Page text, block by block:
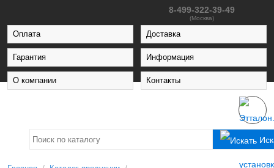
8-499-322-39-49
(Москва)
Оплата Доставка
Гарантия Информация
О компании Контакты